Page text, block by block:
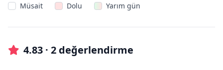
Müsait Dolu Yarım gün
4.83 · 2 değerlendirme